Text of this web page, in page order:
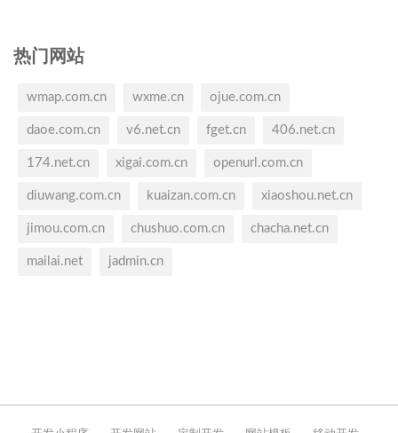
热门网站
wmap.com.cn wxme.cn ojue.com.cn
daoe.com.cn v6.net.cn fget.cn 406.net.cn
174.net.cn xigai.com.cn openurl.com.cn
diuwang.com.cn kuaizan.com.cn xiaoshou.net.cn
jimou.com.cn chushuo.com.cn chacha.net.cn
mailai.net jadmin.cn